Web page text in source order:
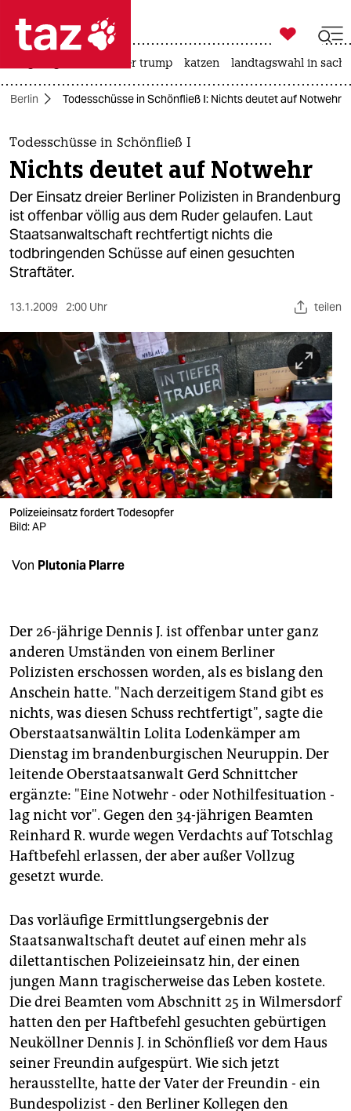
 taz zahl ich
taz zahl ich
themen
politik
öko
gesellschaft
kultur
berlin
nord
wahrheit
verlag
verlag
veranstaltungen
abo
genossenschaft
epaper login

taz zahl ich
usa unter trump katzen landtagswahl in
Berlin Todesschüsse in Schönfließ I: Nichts deutet auf Notwehr
Todesschüsse in Schönfließ I
Nichts deutet auf Notwehr
Der Einsatz dreier Berliner Polizisten in Brandenburg
ist offenbar völlig aus dem Ruder gelaufen. Laut
Staatsanwaltschaft rechtfertigt nichts die
todbringenden Schüsse auf einen gesuchten
Straftäter.
13.1.2009 2:00 Uhr teilen
Polizeieinsatz fordert Todesopfer
Bild: AP
Von Plutonia Plarre
Der 26-jährige Dennis J. ist offenbar unter ganz
anderen Umständen von einem Berliner
Polizisten erschossen worden, als es bislang den
Anschein hatte. "Nach derzeitigem Stand gibt es
nichts, was diesen Schuss rechtfertigt", sagte die
Oberstaatsanwältin Lolita Lodenkämper am
Dienstag im brandenburgischen Neuruppin. Der
leitende Oberstaatsanwalt Gerd Schnittcher
ergänzte: "Eine Notwehr - oder Nothilfesituation -
lag nicht vor". Gegen den 34-jährigen Beamten
Reinhard R. wurde wegen Verdachts auf Totschlag
Haftbefehl erlassen, der aber außer Vollzug
gesetzt wurde.
Das vorläufige Ermittlungsergebnis der
Staatsanwaltschaft deutet auf einen mehr als
dilettantischen Polizeieinsatz hin, der einen
jungen Mann tragischerweise das Leben kostete.
Die drei Beamten vom Abschnitt 25 in Wilmersdorf
hatten den per Haftbefehl gesuchten gebürtigen
Neuköllner Dennis J. in Schönfließ vor dem Haus
seiner Freundin aufgespürt. Wie sich jetzt
herausstellte, hatte der Vater der Freundin - ein
Bundespolizist - den Berliner Kollegen den